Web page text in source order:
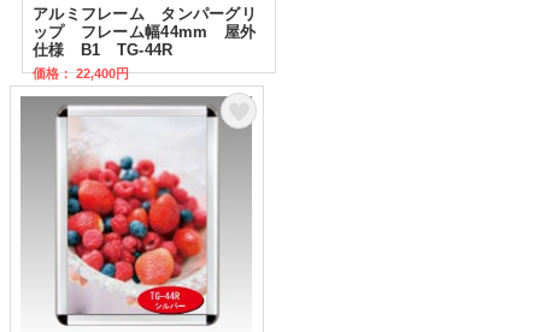
アルミフレーム タンパーグリ
ップ フレーム幅44mm 屋外
仕様 B1 TG-44R
価格： 22,400円